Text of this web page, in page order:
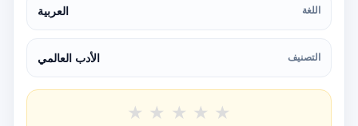
اللغة العربية
التصنيف الأدب العالمي
★ ★ ★ ★ ★